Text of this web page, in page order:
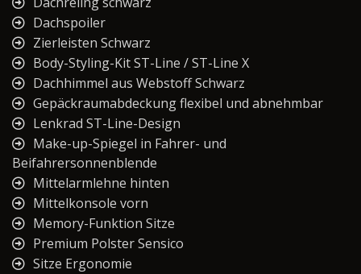
Dachspoiler
Zierleisten Schwarz
Body-Styling-Kit ST-Line / ST-Line X
Dachhimmel aus Webstoff Schwarz
Gepäckraumabdeckung flexibel und abnehmbar
Lenkrad ST-Line-Design
Make-up-Spiegel in Fahrer- und
Beifahrersonnenblende
Mittelarmlehne hinten
Mittelkonsole vorn
Memory-Funktion Sitze
Premium Polster Sensico
Sitze Ergonomie